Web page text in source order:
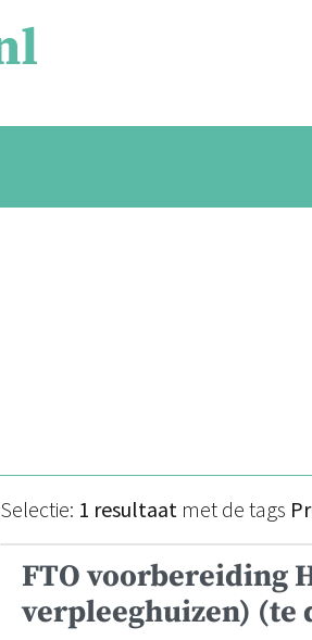
Selectie: 1 resultaat met de tags
FTO voorbereiding
verpleeghuizen) (te